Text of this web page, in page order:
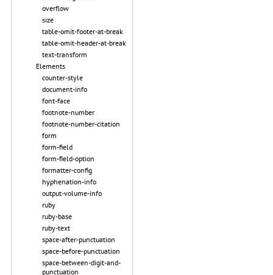
overflow
size
table-omit-footer-at-break
table-omit-header-at-break
text-transform
Elements
counter-style
document-info
font-face
footnote-number
footnote-number-citation
form
form-field
form-field-option
formatter-config
hyphenation-info
output-volume-info
ruby
ruby-base
ruby-text
space-after-punctuation
space-before-punctuation
space-between-digit-and-
punctuation